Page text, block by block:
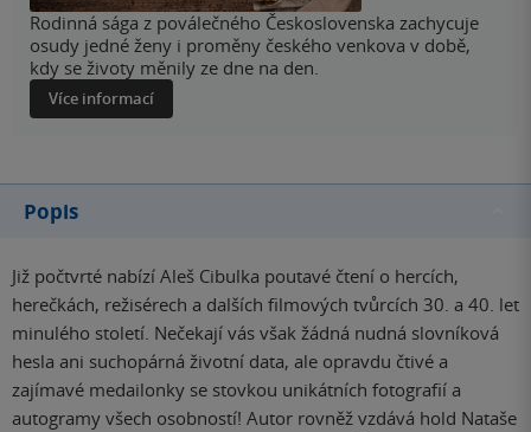
Rodinná sága z poválečného Československa zachycuje
osudy jedné ženy i proměny českého venkova v době,
kdy se životy měnily ze dne na den.
Více informací
Popis
Již počtvrté nabízí Aleš Cibulka poutavé čtení o hercích,
herečkách, režisérech a dalších filmových tvůrcích 30. a 40. let
minulého století. Nečekají vás však žádná nudná slovníková
hesla ani suchopárná životní data, ale opravdu čtivé a
zajímavé medailonky se stovkou unikátních fotografií a
autogramy všech osobností! Autor rovněž vzdává hold Nataše